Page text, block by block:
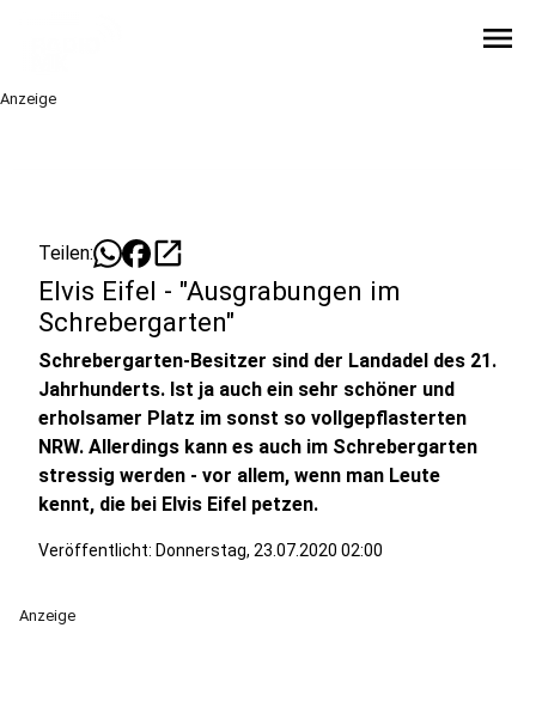
menu
Anzeige
Teilen: open_in_new
Elvis Eifel - "Ausgrabungen im
Schrebergarten"
Schrebergarten-Besitzer sind der Landadel des 21.
Jahrhunderts. Ist ja auch ein sehr schöner und
erholsamer Platz im sonst so vollgepflasterten
NRW. Allerdings kann es auch im Schrebergarten
stressig werden - vor allem, wenn man Leute
kennt, die bei Elvis Eifel petzen.
Veröffentlicht: Donnerstag, 23.07.2020 02:00
Anzeige